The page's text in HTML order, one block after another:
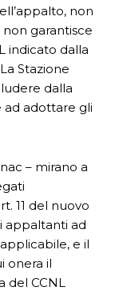
non
garantisce
indicato dalla
Stazione
dalla
ad adottare gli
– mirano a
11 del nuovo
appaltanti ad
e il
onera il
del CCNL